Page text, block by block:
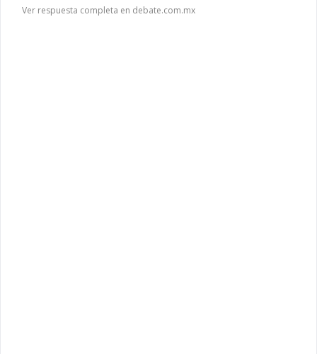
Ver respuesta completa en debate.com.mx